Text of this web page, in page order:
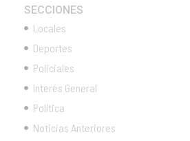
SECCIONES
Locales
Deportes
Policiales
Interés General
Política
Noticias Anteriores